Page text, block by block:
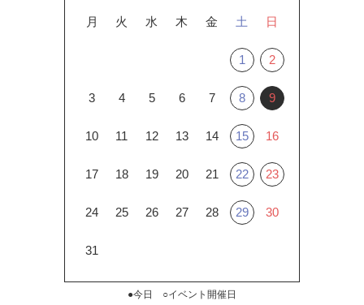
月 火 水 木 金 土 日
1 2
3 4 5 6 7 8 9
10 11 12 13 14 15 16
17 18 19 20 21 22 23
24 25 26 27 28 29 30
31
●今日 ○イベント開催日